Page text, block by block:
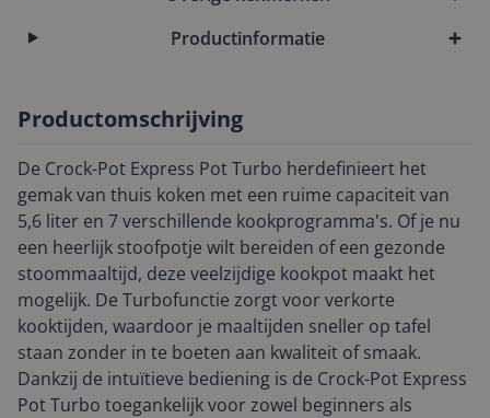
Productinformatie
Productomschrijving
De Crock-Pot Express Pot Turbo herdefinieert het
gemak van thuis koken met een ruime capaciteit van
5,6 liter en 7 verschillende kookprogramma's. Of je nu
een heerlijk stoofpotje wilt bereiden of een gezonde
stoommaaltijd, deze veelzijdige kookpot maakt het
mogelijk. De Turbofunctie zorgt voor verkorte
kooktijden, waardoor je maaltijden sneller op tafel
staan zonder in te boeten aan kwaliteit of smaak.
Dankzij de intuïtieve bediening is de Crock-Pot Express
Pot Turbo toegankelijk voor zowel beginners als